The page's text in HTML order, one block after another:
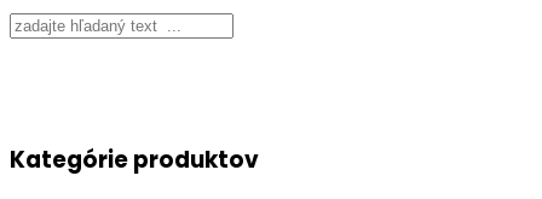
Kategórie produktov